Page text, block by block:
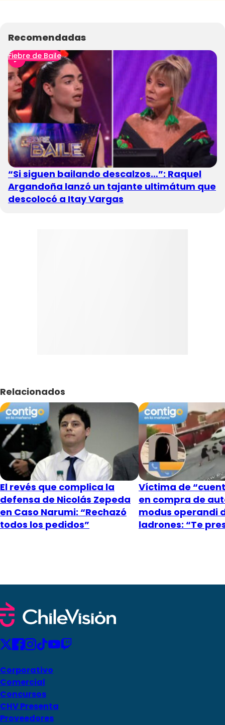
Recomendadas
Fiebre de Baile
“Si siguen bailando descalzos…”: Raquel
Argandoña lanzó un tajante ultimátum que
descolocó a Itay Vargas
Relacionados
El revés que complica la
defensa de Nicolás Zepeda
en Caso Narumi: “Rechazó
todos los pedidos”
Víctima de
en compra de
modus operandi
ladrones: “Te
Corporativo
Comercial
Concursos
CHV Presenta
Proveedores